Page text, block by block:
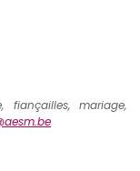
fiançailles, mariage,